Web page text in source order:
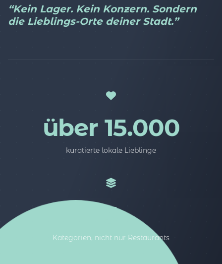
“Kein Lager. Kein Konzern. Sondern
die Lieblings-Orte deiner Stadt.”
über 15.000
kuratierte lokale Lieblinge
5
Kategorien, nicht nur Restaurants